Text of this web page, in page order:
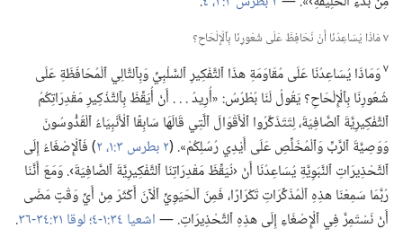
٧ مَاذَا يُسَاعِدُنَا أَنْ نُحَافِظَ عَلَى شُعُورِنَا بِٱلْإِلْحَاحِ؟‏
٧وَمَاذَا يُسَاعِدُنَا عَلَى مُقَاوَمَةِ هذَا ٱلتَّفْكِيرِ ٱلسَّلْبِيِّ وَبِٱلتَّالِي ٱلْمُحَافَظَةِ عَلَى
شُعُورِنَا بِٱلْإِلْحَاحِ؟‏ يَقُولُ لَنَا بُطْرُسُ:‏ «أُرِيدُ .‏ .‏ .‏ أَنْ أُيَقِّظَ بِٱلتَّذْكِيرِ مَقْدِرَاتِكُمُ
ٱلتَّفْكِيرِيَّةَ ٱلصَّافِيَةَ،‏ لِتَتَذَكَّرُوا ٱلْأَقْوَالَ ٱلَّتِي قَالَهَا سَابِقًا ٱلْأَنْبِيَاءُ ٱلْقُدُّوسُونَ
وَوَصِيَّةَ ٱلرَّبِّ وَٱلْمُخَلِّصِ عَلَى أَيْدِي رُسُلِكُمْ».‏ (‏٢ بطرس ٣:‏١،‏ ٢
‏)‏ فَٱلْإِصْغَاءُ إِلَى
ٱلتَّحْذِيرَاتِ ٱلنَّبَوِيَّةِ يُسَاعِدُنَا أَنْ ‹نُيَقِّظَ مَقْدِرَاتِنَا ٱلتَّفْكِيرِيَّةَ ٱلصَّافِيَةَ›.‏ وَمَعَ أَنَّنَا
رُبَّمَا سَمِعْنَا هذِهِ ٱلْمُذَكِّرَاتِ تَكْرَارًا،‏ فَمِنَ ٱلْحَيَوِيِّ ٱلْآنَ أَكْثَرَ مِنْ أَيِّ وَقْتٍ مَضَى
أَنْ نَسْتَمِرَّ فِي ٱلْإِصْغَاءِ إِلَى هذِهِ ٱلتَّحْذِيرَاتِ.‏ —‏اشعيا ٣٤:‏١-‏٤؛‏ لوقا ٢١:‏٣٤-‏٣٦ ‏.‏